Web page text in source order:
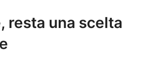
resta una scelta